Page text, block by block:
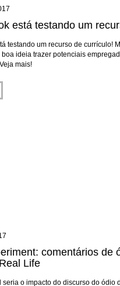
está testando um
testando um recurso de currículo!
ideia trazer potenciais
mais!
comentários de
Life
seria o impacto do discurso do ódio